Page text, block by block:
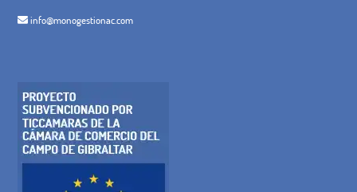
info@monogestionac.com